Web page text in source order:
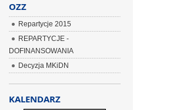
OZZ
Repartycje 2015
REPARTYCJE -
DOFINANSOWANIA
Decyzja MKiDN
KALENDARZ